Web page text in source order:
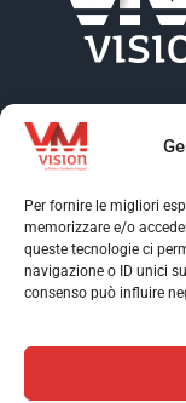
Per fornire le migliori
memorizzare e/o
queste tecnologie ci
navigazione o ID unici
consenso può influire
Toggle
Navigation
Profilo aziendale
Toggle
Software
Toggle
Contatti